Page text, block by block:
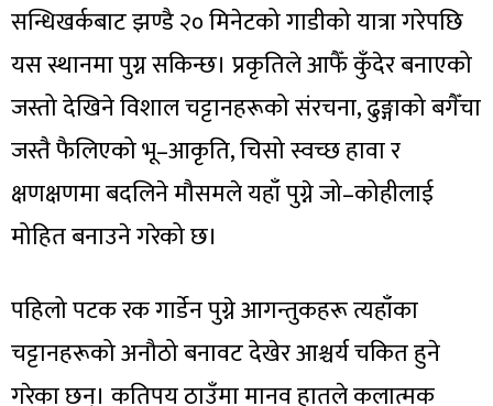
सन्धिखर्कबाट झण्डै २० मिनेटको गाडीको यात्रा गरेपछि
यस स्थानमा पुग्न सकिन्छ। प्रकृतिले आफैँ कुँदेर बनाएको
जस्तो देखिने विशाल चट्टानहरूको संरचना, ढुङ्गाको बगैँचा
जस्तै फैलिएको भू–आकृति, चिसो स्वच्छ हावा र
क्षणक्षणमा बदलिने मौसमले यहाँ पुग्ने जो–कोहीलाई
मोहित बनाउने गरेको छ।
पहिलो पटक रक गार्डेन पुग्ने आगन्तुकहरू त्यहाँका
चट्टानहरूको अनौठो बनावट देखेर आश्चर्य चकित हुने
गरेका छन्। कतिपय ठाउँमा मानव हातले कलात्मक